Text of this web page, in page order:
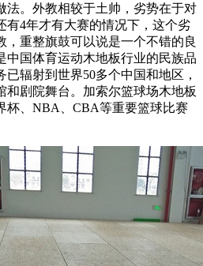
法。外教相较于土帅，劣势在于对
有4年才有大赛的情况下，这个劣
，重整旗鼓可以说是一个不错的良
中国体育运动木地板行业的民族品
辐射到世界50多个中国和地区，
和剧院舞台。加索尔篮球场木地板
杯、NBA、CBA等重要篮球比赛